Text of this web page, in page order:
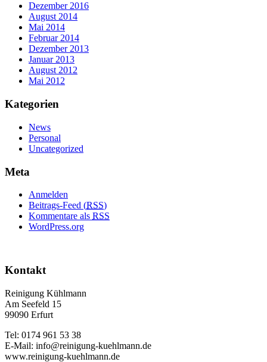
Dezember 2016
August 2014
Mai 2014
Februar 2014
Dezember 2013
Januar 2013
August 2012
Mai 2012
Kategorien
News
Personal
Uncategorized
Meta
Anmelden
Beitrags-Feed (RSS)
Kommentare als RSS
WordPress.org
Kontakt
Reinigung Kühlmann
Am Seefeld 15
99090 Erfurt
Tel: 0174 961 53 38
E-Mail: info@reinigung-kuehlmann.de
www.reinigung-kuehlmann.de